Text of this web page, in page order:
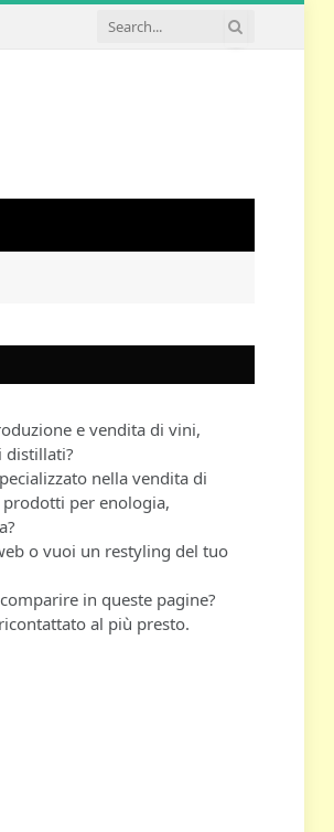
e vendita di vini,
distillati?
nella vendita di
per enologia,
o vuoi un restyling del tuo
in queste pagine?
al più presto.